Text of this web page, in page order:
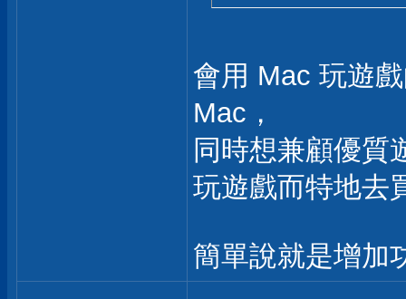
會用 Mac 玩遊
Mac，
同時想兼顧優質
玩遊戲而特地去
簡單說就是增加